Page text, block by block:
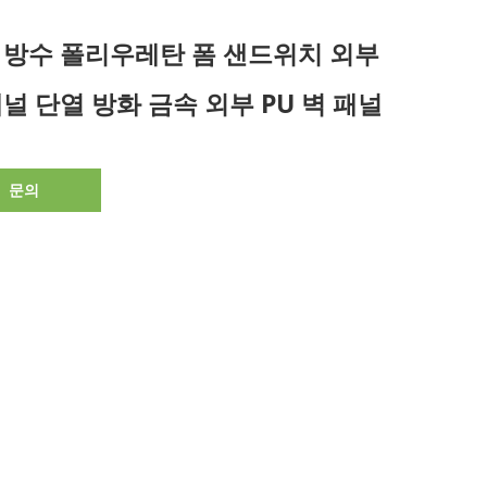
수 폴리우레탄 폼 샌드위치 외부
단열 방화 금속 외부 PU 벽 패널
문의